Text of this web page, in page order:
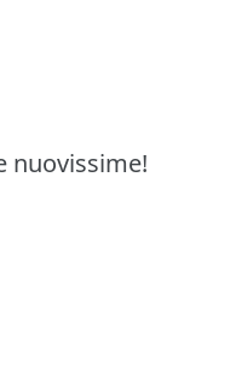
nuovissime!